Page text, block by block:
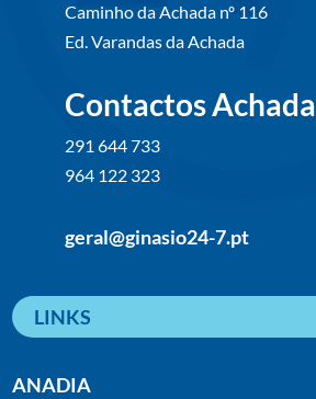
Caminho da Achada nº 116
Ed. Varandas da Achada
Contactos Achada
291 644 733
964 122 323
geral@ginasio24-7.pt
LINKS
ANADIA